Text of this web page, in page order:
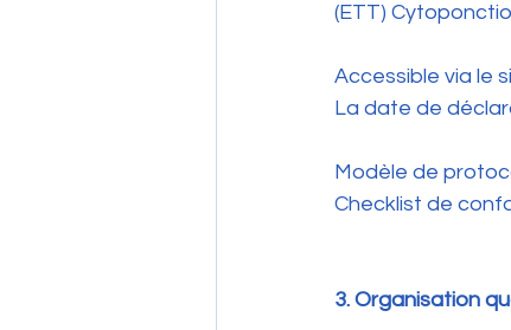
(ETT)
Accessible via le
La date de
Modèle de
Checklist de
3. Organisation